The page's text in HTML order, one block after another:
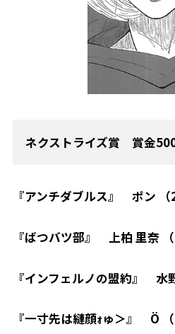
ネクストライズ賞 賞金
『アンチダブルス』 ポン （
『ばつバツ部』 上柏 里奈 （
『インフェルノの盟約』 水
『一寸先は縺顔ｫゅ＞』 Ö （